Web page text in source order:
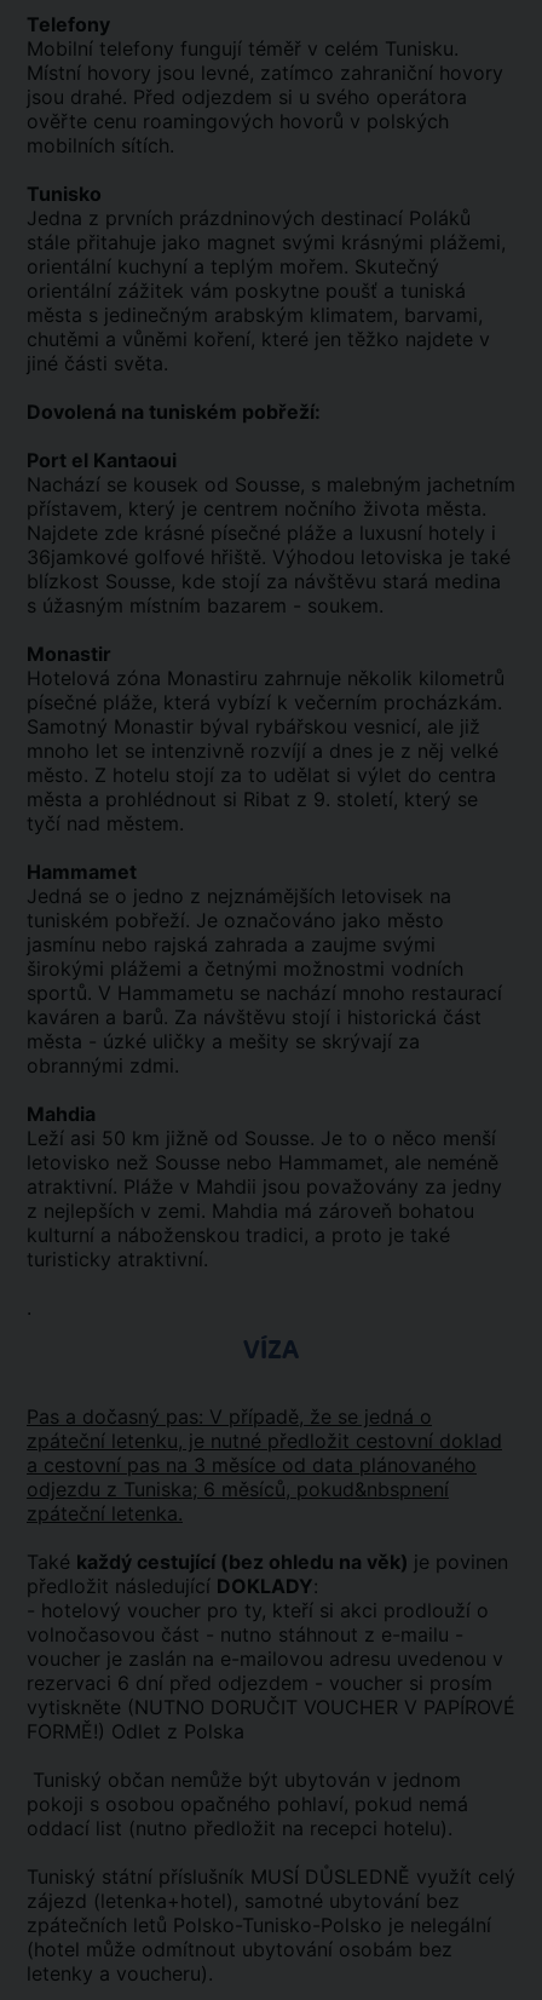
Telefony
Mobilní telefony fungují téměř v celém Tunisku.
Místní hovory jsou levné, zatímco zahraniční hovory
jsou drahé. Před odjezdem si u svého operátora
ověřte cenu roamingových hovorů v polských
mobilních sítích.
Tunisko
Jedna z prvních prázdninových destinací Poláků
stále přitahuje jako magnet svými krásnými plážemi,
orientální kuchyní a teplým mořem. Skutečný
orientální zážitek vám poskytne poušť a tuniská
města s jedinečným arabským klimatem, barvami,
chutěmi a vůněmi koření, které jen těžko najdete v
jiné části světa.
Dovolená na tuniském pobřeží:
Port el Kantaoui
Nachází se kousek od Sousse, s malebným jachetním
přístavem, který je centrem nočního života města.
Najdete zde krásné písečné pláže a luxusní hotely i
36jamkové golfové hřiště. Výhodou letoviska je také
blízkost Sousse, kde stojí za návštěvu stará medina
s úžasným místním bazarem - soukem.
Monastir
Hotelová zóna Monastiru zahrnuje několik kilometrů
písečné pláže, která vybízí k večerním procházkám.
Samotný Monastir býval rybářskou vesnicí, ale již
mnoho let se intenzivně rozvíjí a dnes je z něj velké
město. Z hotelu stojí za to udělat si výlet do centra
města a prohlédnout si Ribat z 9. století, který se
tyčí nad městem.
Hammamet
Jedná se o jedno z nejznámějších letovisek na
tuniském pobřeží. Je označováno jako město
jasmínu nebo rajská zahrada a zaujme svými
širokými plážemi a četnými možnostmi vodních
sportů. V Hammametu se nachází mnoho restaurací
kaváren a barů. Za návštěvu stojí i historická část
města - úzké uličky a mešity se skrývají za
obrannými zdmi.
Mahdia
Leží asi 50 km jižně od Sousse. Je to o něco menší
letovisko než Sousse nebo Hammamet, ale neméně
atraktivní. Pláže v Mahdii jsou považovány za jedny
z nejlepších v zemi. Mahdia má zároveň bohatou
kulturní a náboženskou tradici, a proto je také
turisticky atraktivní.
.
VÍZA
Pas a dočasný pas: V případě, že se jedná o
zpáteční letenku, je nutné předložit cestovní doklad
a cestovní pas na 3 měsíce od data plánovaného
odjezdu z Tuniska; 6 měsíců, pokud&nbspnení
zpáteční letenka.
Také každý cestující (bez ohledu na věk) je povinen
předložit následující DOKLADY:
- hotelový voucher pro ty, kteří si akci prodlouží o
volnočasovou část - nutno stáhnout z e-mailu -
voucher je zaslán na e-mailovou adresu uvedenou v
rezervaci 6 dní před odjezdem - voucher si prosím
vytiskněte (NUTNO DORUČIT VOUCHER V PAPÍROVÉ
FORMĚ!) Odlet z Polska
Tuniský občan nemůže být ubytován v jednom
pokoji s osobou opačného pohlaví, pokud nemá
oddací list (nutno předložit na recepci hotelu).
Tuniský státní příslušník MUSÍ DŮSLEDNĚ využít celý
zájezd (letenka+hotel), samotné ubytování bez
zpátečních letů Polsko-Tunisko-Polsko je nelegální
(hotel může odmítnout ubytování osobám bez
letenky a voucheru).